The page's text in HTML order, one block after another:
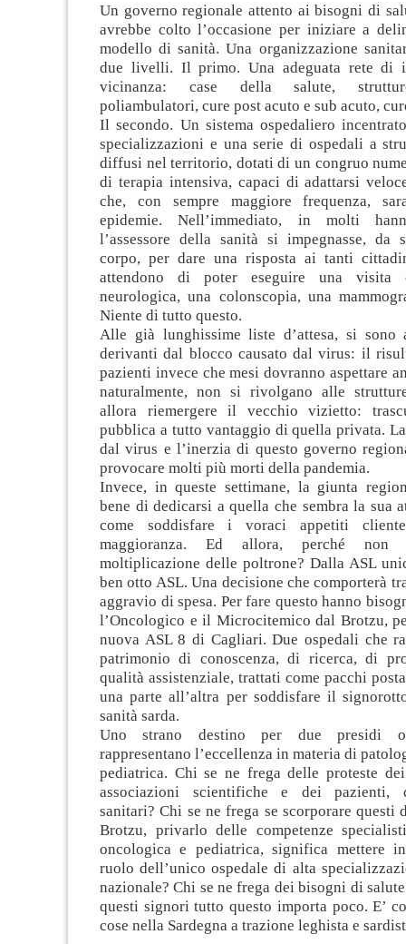
Un governo regionale attento ai bisogni di
avrebbe colto l’occasione per iniziare a
modello di sanità. Una organizzazione
due livelli. Il primo. Una adeguata rete di
vicinanza: case della salute,
poliambulatori, cure post acuto e sub acuto,
Il secondo. Un sistema ospedaliero
specializzazioni e una serie di ospedali a
diffusi nel territorio, dotati di un congruo
di terapia intensiva, capaci di adattarsi
che, con sempre maggiore frequenza,
epidemie. Nell’immediato, in molti
l’assessore della sanità si impegnasse, da
corpo, per dare una risposta ai tanti
attendono di poter eseguire una visita
neurologica, una colonscopia, una
Niente di tutto questo.
Alle già lunghissime liste d’attesa, si sono
derivanti dal blocco causato dal virus: il
pazienti invece che mesi dovranno aspettare
naturalmente, non si rivolgano alle
allora riemergere il vecchio vizietto:
pubblica a tutto vantaggio di quella privata.
dal virus e l’inerzia di questo governo
provocare molti più morti della pandemia.
Invece, in queste settimane, la giunta
bene di dedicarsi a quella che sembra la sua
come soddisfare i voraci appetiti
maggioranza. Ed allora, perché non
moltiplicazione delle poltrone? Dalla ASL
ben otto ASL. Una decisione che comporterà
aggravio di spesa. Per fare questo hanno
l’Oncologico e il Microcitemico dal Brotzu,
nuova ASL 8 di Cagliari. Due ospedali che
patrimonio di conoscenza, di ricerca, di
qualità assistenziale, trattati come pacchi
una parte all’altra per soddisfare il
sanità sarda.
Uno strano destino per due presidi
rappresentano l’eccellenza in materia di
pediatrica. Chi se ne frega delle proteste
associazioni scientifiche e dei pazienti,
sanitari? Chi se ne frega se scorporare questi
Brotzu, privarlo delle competenze
oncologica e pediatrica, significa mettere
ruolo dell’unico ospedale di alta
nazionale? Chi se ne frega dei bisogni di
questi signori tutto questo importa poco. E’
cose nella Sardegna a trazione leghista e